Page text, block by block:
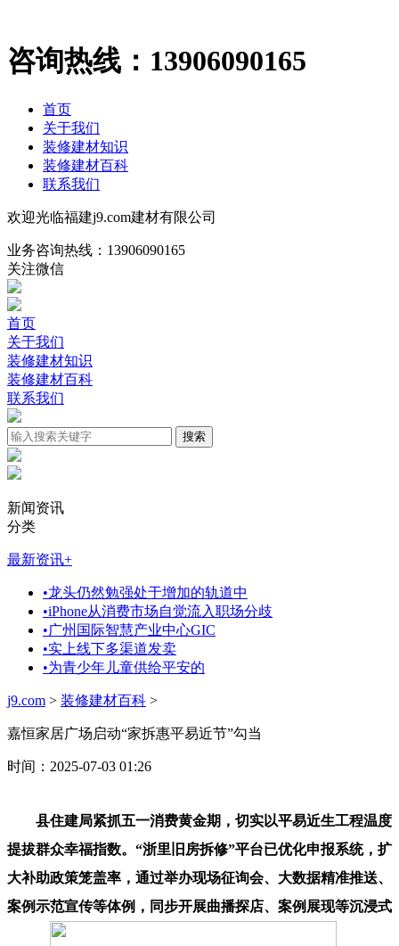
咨询热线： 13906090165
首页
关于我们
装修建材知识
装修建材百科
联系我们
欢迎光临福建j9.com建材有限公司
业务咨询热线： 13906090165
关注微信
首页
关于我们
装修建材知识
装修建材百科
联系我们
新闻资讯
分类
最新资讯+
•龙头仍然勉强处于增加的轨道中
•iPhone从消费市场自觉流入职场分歧
•广州国际智慧产业中心GIC
•实上线下多渠道发卖
•为青少年儿童供给平安的
j9.com > 装修建材百科 >
嘉恒家居广场启动“家拆惠平易近节”勾当
时间：2025-07-03 01:26
县住建局紧抓五一消费黄金期，切实以平易近生工程温度
提拔群众幸福指数。“浙里旧房拆修”平台已优化申报系统，扩
大补助政策笼盖率，通过举办现场征询会、大数据精准推送、
案例示范宣传等体例，同步开展曲播探店、案例展现等沉浸式